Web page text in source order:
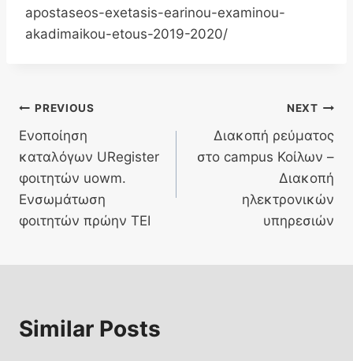
apostaseos-exetasis-earinou-examinou-
akadimaikou-etous-2019-2020/
Post
navigation
PREVIOUS
Ενοποίηση
καταλόγων URegister
φοιτητών uowm.
Ενσωμάτωση
φοιτητών πρώην ΤΕΙ
NEXT
Διακοπή ρεύματος
στο campus Κοίλων –
Διακοπή
ηλεκτρονικών
υπηρεσιών
Similar Posts